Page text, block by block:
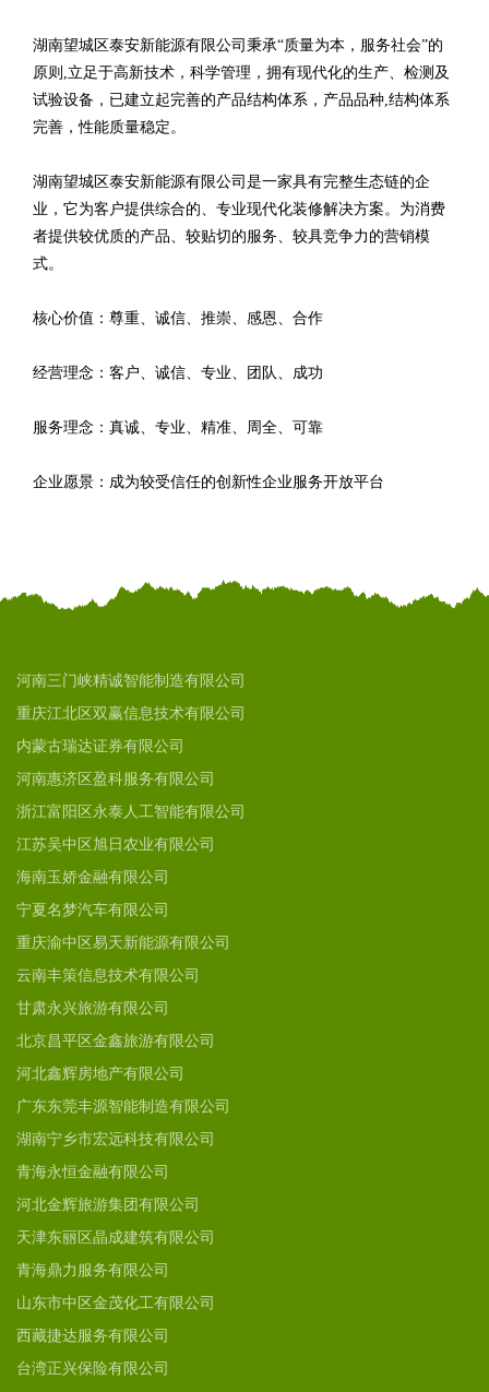
湖南望城区泰安新能源有限公司秉承“质量为本，服务社会”的
原则,立足于高新技术，科学管理，拥有现代化的生产、检测及
试验设备，已建立起完善的产品结构体系，产品品种,结构体系
完善，性能质量稳定。
湖南望城区泰安新能源有限公司是一家具有完整生态链的企
业，它为客户提供综合的、专业现代化装修解决方案。为消费
者提供较优质的产品、较贴切的服务、较具竞争力的营销模
式。
核心价值：尊重、诚信、推崇、感恩、合作
经营理念：客户、诚信、专业、团队、成功
服务理念：真诚、专业、精准、周全、可靠
企业愿景：成为较受信任的创新性企业服务开放平台
河南三门峡精诚智能制造有限公司
重庆江北区双赢信息技术有限公司
内蒙古瑞达证券有限公司
河南惠济区盈科服务有限公司
浙江富阳区永泰人工智能有限公司
江苏吴中区旭日农业有限公司
海南玉娇金融有限公司
宁夏名梦汽车有限公司
重庆渝中区易天新能源有限公司
云南丰策信息技术有限公司
甘肃永兴旅游有限公司
北京昌平区金鑫旅游有限公司
河北鑫辉房地产有限公司
广东东莞丰源智能制造有限公司
湖南宁乡市宏远科技有限公司
青海永恒金融有限公司
河北金辉旅游集团有限公司
天津东丽区晶成建筑有限公司
青海鼎力服务有限公司
山东市中区金茂化工有限公司
西藏捷达服务有限公司
台湾正兴保险有限公司